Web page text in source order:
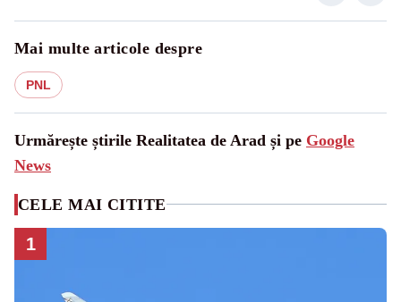
Mai multe articole despre
PNL
Urmărește știrile Realitatea de Arad și pe Google
News
CELE MAI CITITE
1